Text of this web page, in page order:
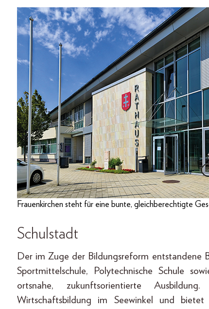
Frauenkirchen steht für eine bunte, gleich­berechtigte
Schulstadt
Der im Zuge der Bildungsreform entstandene
Sportmittelschule, Polytechnische Schule
ortsnahe, zukunftsorientierte
Wirtschaftsbildung im Seewinkel und